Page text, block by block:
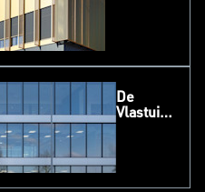
De
Vlastuin,